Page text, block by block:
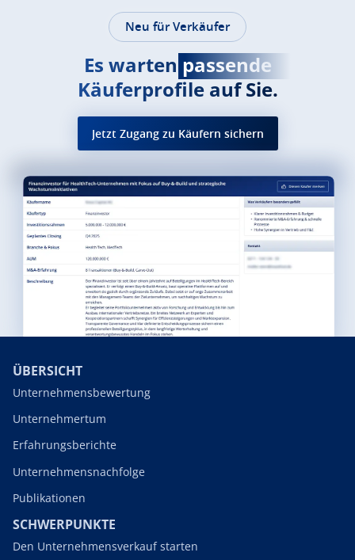
Neu für Verkäufer
Es warten passende
Käuferprofile auf Sie.
Jetzt Zugang zu Käufern sichern
ÜBERSICHT
Unternehmensbewertung
Unternehmertum
Erfahrungsberichte
Unternehmensnachfolge
Publikationen
SCHWERPUNKTE
Den Unternehmensverkauf starten